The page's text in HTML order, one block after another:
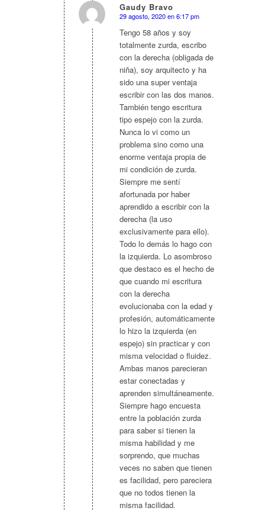
Gaudy Bravo
Dice:
29 agosto, 2020 en 6:17 pm
Tengo 58 años y soy
totalmente zurda, escribo
con la derecha (obligada de
niña), soy arquitecto y ha
sido una super ventaja
escribir con las dos manos.
También tengo escritura
tipo espejo con la zurda.
Nunca lo vi como un
problema sino como una
enorme ventaja propia de
mi condición de zurda.
Siempre me sentí
afortunada por haber
aprendido a escribir con la
derecha (la uso
exclusivamente para ello).
Todo lo demás lo hago con
la izquierda. Lo asombroso
que destaco es el hecho de
que cuando mi escritura
con la derecha
evolucionaba con la edad y
profesión, automáticamente
lo hizo la izquierda (en
espejo) sin practicar y con
misma velocidad o fluidez.
Ambas manos parecieran
estar conectadas y
aprenden simultáneamente.
Siempre hago encuesta
entre la población zurda
para saber si tienen la
misma habilidad y me
sorprendo, que muchas
veces no saben que tienen
es facilidad, pero pareciera
que no todos tienen la
misma facilidad.